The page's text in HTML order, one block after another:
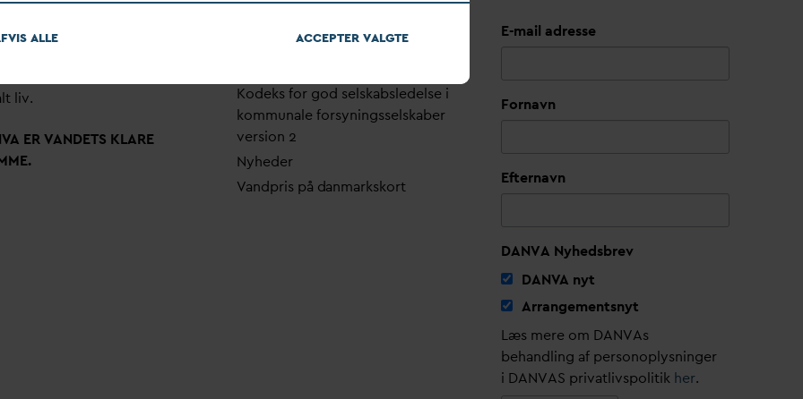
taler
liv.
VA ERVANDETS KLARE
Arrangementer
Kodeks for god selskabsledelse i
kommunale forsyningsselskaber
version 2
Nyheder
Vandpris på danmarkskort
E-mail adresse
Fornavn
Efternavn
DANVA Nyhedsbrev
DANVA nyt
Arrangementsnyt
Læs mere om DANVAs
behandling af personoplysninger
i DANVAS privatlivspolitik her.
ALLE ACCEPTERVALGTE